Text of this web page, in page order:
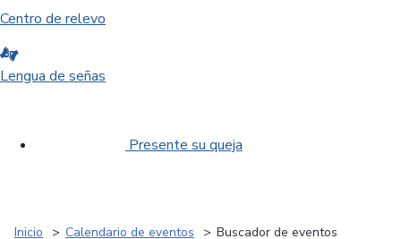
Centro de relevo
Lengua de señas
Presente su queja
Inicio Calendario de eventos Buscador de eventos